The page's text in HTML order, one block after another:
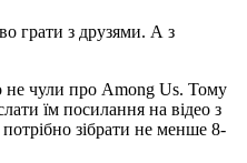
грати з друзями. А з
не чули про Among Us. Тому
їм посилання на відео з
зібрати не менше 8-